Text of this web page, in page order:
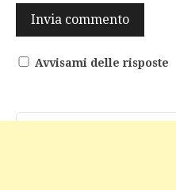
Avvisami delle risposte